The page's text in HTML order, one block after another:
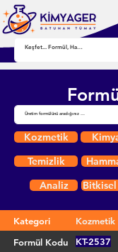
Kozmetik
Temizlik
Analiz
Kategori
Kozmetik
Formül Kodu
KT-2537